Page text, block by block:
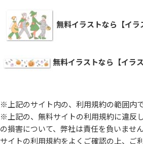
無料イラストなら【イラ
無料イラストなら【イラス
※上記のサイト内の、利用規約の範囲内
※上記の、無料サイトの利用規約に違反
の損害について、弊社は責任を負いません
サイトの利用規約をよくご確認の上、ご